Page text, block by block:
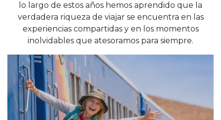
lo largo de estos años hemos aprendido que la
verdadera riqueza de viajar se encuentra en las
experiencias compartidas y en los momentos
inolvidables que atesoramos para siempre.